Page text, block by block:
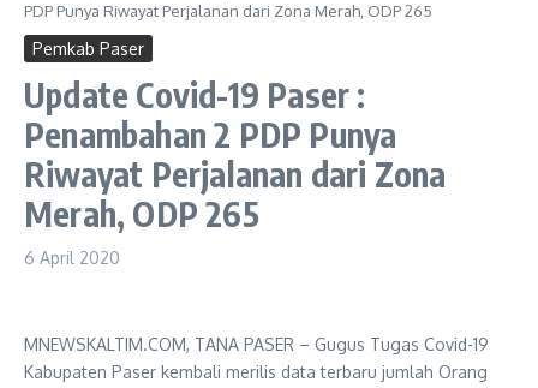
PDP Punya Riwayat Perjalanan dari Zona Merah, ODP 265
Pemkab Paser
Update Covid-19 Paser :
Penambahan 2 PDP Punya
Riwayat Perjalanan dari Zona
Merah, ODP 265
6 April 2020
MNEWSKALTIM.COM, TANA PASER – Gugus Tugas Covid-19
Kabupaten Paser kembali merilis data terbaru jumlah Orang